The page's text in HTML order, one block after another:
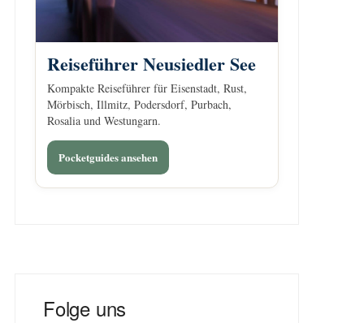
Reiseführer Neusiedler See
Kompakte Reiseführer für Eisenstadt, Rust,
Mörbisch, Illmitz, Podersdorf, Purbach,
Rosalia und Westungarn.
Pocketguides ansehen
Folge uns